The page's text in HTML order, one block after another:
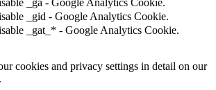
_ga - Google Analytics Cookie.
_gid - Google Analytics Cookie.
_gat_* - Google Analytics Cookie.
cookies and privacy settings in detail on our